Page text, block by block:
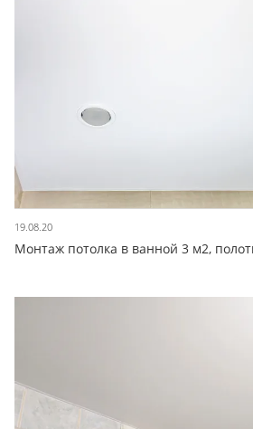
19.08.20
Монтаж потолка в ванной 3 м2,